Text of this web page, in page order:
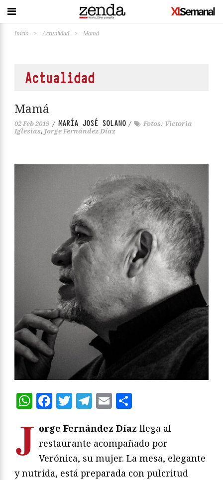
Inicio > Actualidad > Mamá
Actualidad
Mamá
02 Feb 2019 / MARÍA JOSÉ SOLANO /
Fotos: Victoria
Iglesias, Jorge Fernández Díaz
WhatsApp
Facebook
Twitter
Telegram
Email
J orge Fernández Díaz llega al
restaurante acompañado por
Verónica, su mujer. La mesa, elegante
y nutrida, está preparada con pulcritud